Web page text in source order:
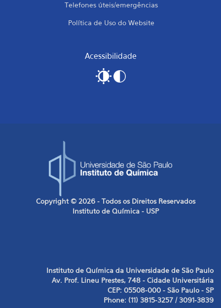
Telefones úteis/emergências
Política de Uso do Website
Acessibilidade
Copyright © 2026 - Todos os Direitos Reservados
Instituto de Química - USP
Instituto de Química da Universidade de São Paulo
Av. Prof. Lineu Prestes, 748 - Cidade Universitária
CEP: 05508-000 - São Paulo - SP
Phone: (11) 3815-3257 / 3091-3839